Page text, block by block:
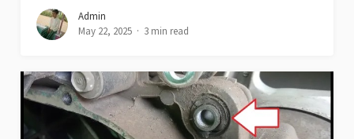
Admin
May 22, 2025
3 min read